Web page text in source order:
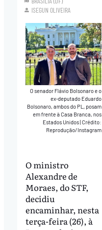
ISEGUN OLIVEIRA
O senador Flávio Bolsonaro e o
ex-deputado Eduardo
Bolsonaro, ambos do PL, posam
em frente à Casa Branca, nos
Estados Unidos Crédito:
Reprodução/Instagram
O ministro
Alexandre de
Moraes, do STF,
decidiu
encaminhar, nesta
terça-feira (26), à